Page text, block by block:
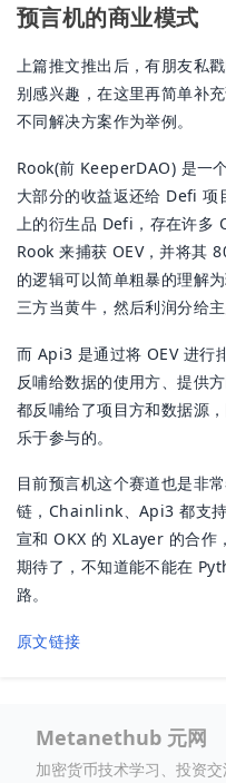
预言机的商业模式
上篇推文推出后，有朋友私
别感兴趣，在这里再简单补
不同解决方案作为举例。
Rook(前 KeeperDAO) 是一
大部分的收益返还给 Defi
上的衍生品 Defi，存在许多
Rook 来捕获 OEV，并将其
的逻辑可以简单粗暴的理解
三方当黄牛，然后利润分给主
而 Api3 是通过将 OEV 进行
反哺给数据的使用方、提供
都反哺给了项目方和数据源
乐于参与的。
目前预言机这个赛道也是非
链，Chainlink、Api3 都支
宣和 OKX 的 XLayer 的合
期待了，不知道能不能在
路。
原文链接
Metanethub 元网
加密货币技术学习、投资交